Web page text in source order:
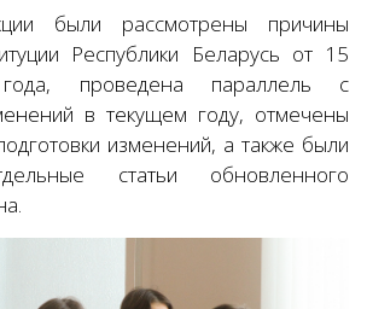
были рассмотрены причины
Республики Беларусь от 15
проведена параллель с
в текущем году, отмечены
изменений, а также были
статьи обновленного